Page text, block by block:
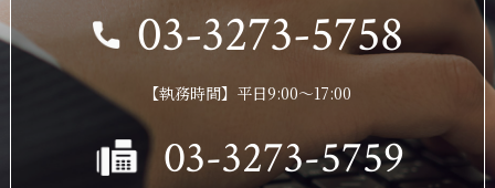
03-3273-5758
【執務時間】平日9:00～17:00
03-3273-5759